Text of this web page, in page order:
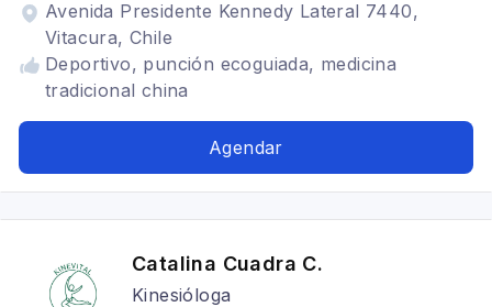
Avenida Presidente Kennedy Lateral 7440,
Vitacura, Chile
Deportivo, punción ecoguiada, medicina
tradicional china
Agendar
Catalina Cuadra C.
Kinesióloga